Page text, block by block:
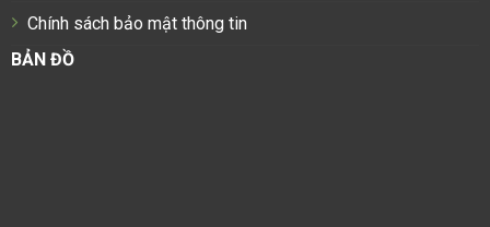
Chính sách bảo mật thông tin
BẢN ĐỒ